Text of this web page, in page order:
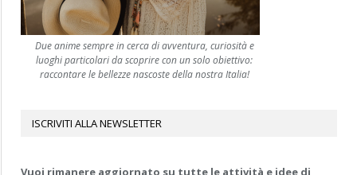
Due anime sempre in cerca di avventura, curiosità e
luoghi particolari da scoprire con un solo obiettivo:
raccontare le bellezze nascoste della nostra Italia!
ISCRIVITI ALLA NEWSLETTER